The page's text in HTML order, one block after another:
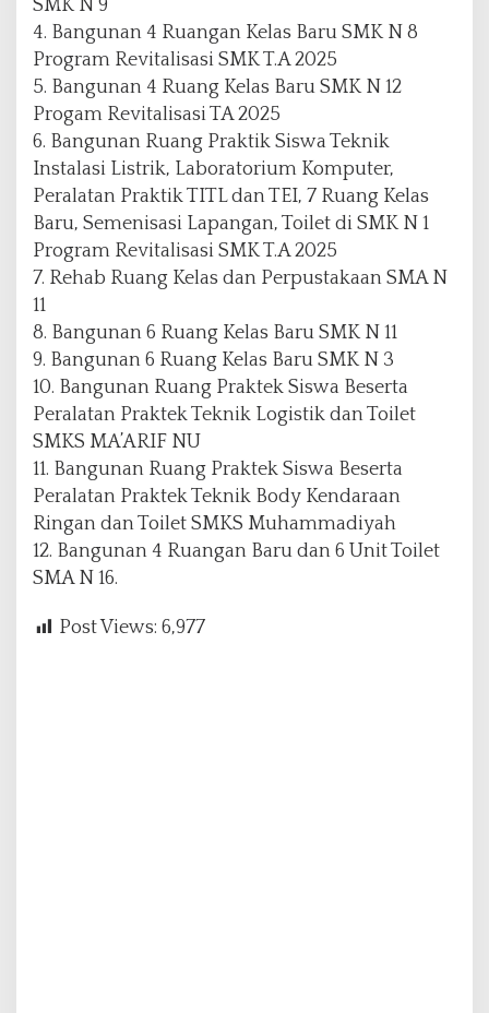
SMK N 9
4. Bangunan 4 Ruangan Kelas Baru SMK N 8
Program Revitalisasi SMK T.A 2025
5. Bangunan 4 Ruang Kelas Baru SMK N 12
Progam Revitalisasi TA 2025
6. Bangunan Ruang Praktik Siswa Teknik
Instalasi Listrik, Laboratorium Komputer,
Peralatan Praktik TITL dan TEI, 7 Ruang Kelas
Baru, Semenisasi Lapangan, Toilet di SMK N 1
Program Revitalisasi SMK T.A 2025
7. Rehab Ruang Kelas dan Perpustakaan SMA N
11
8. Bangunan 6 Ruang Kelas Baru SMK N 11
9. Bangunan 6 Ruang Kelas Baru SMK N 3
10. Bangunan Ruang Praktek Siswa Beserta
Peralatan Praktek Teknik Logistik dan Toilet
SMKS MA’ARIF NU
11. Bangunan Ruang Praktek Siswa Beserta
Peralatan Praktek Teknik Body Kendaraan
Ringan dan Toilet SMKS Muhammadiyah
12. Bangunan 4 Ruangan Baru dan 6 Unit Toilet
SMA N 16.
Post Views: 6,977